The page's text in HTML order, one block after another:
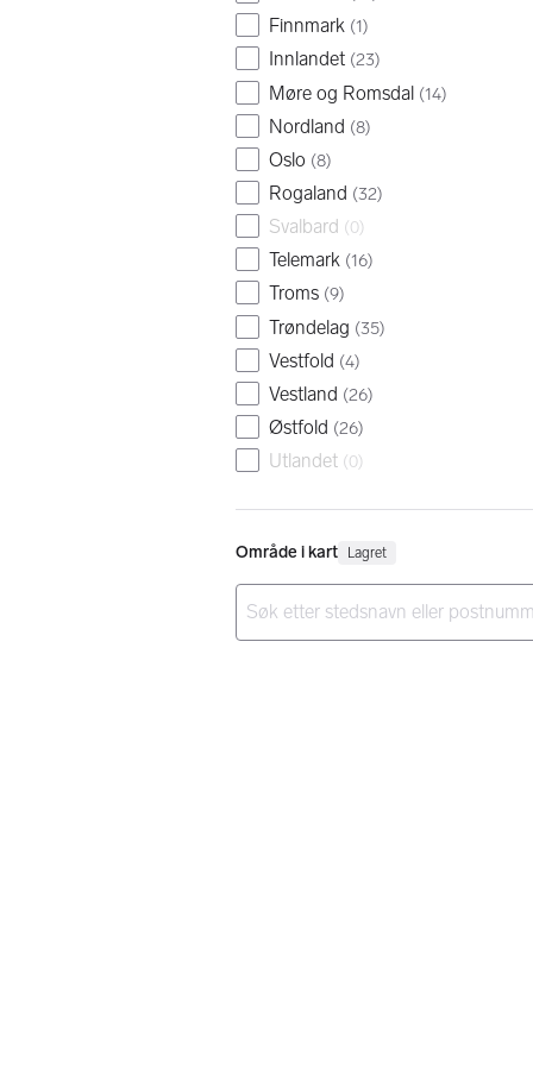
Finnmark (1)
Innlandet (23)
Møre og Romsdal (14)
Nordland (8)
Oslo (8)
Rogaland (32)
Svalbard (0)
Telemark (16)
Troms (9)
Trøndelag (35)
Vestfold (4)
Vestland (26)
Østfold (26)
Utlandet (0)
Område i kart Lagret